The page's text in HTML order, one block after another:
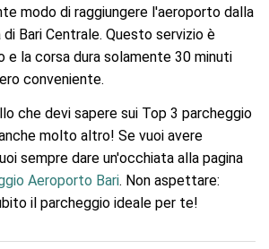
modo di raggiungere l'aeroporto dalla
Bari Centrale. Questo servizio è
la corsa dura solamente 30 minuti
conveniente.
che devi sapere sui Top 3 parcheggio
molto altro! Se vuoi avere
sempre dare un'occhiata alla pagina
Aeroporto Bari. Non aspettare:
il parcheggio ideale per te!